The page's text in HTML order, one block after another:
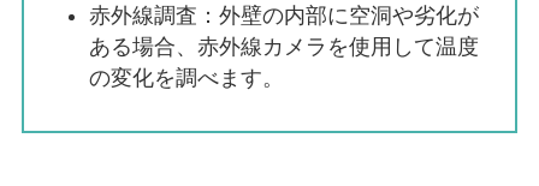
赤外線調査：外壁の内部に空洞や劣化が
ある場合、赤外線カメラを使用して温度
の変化を調べます。